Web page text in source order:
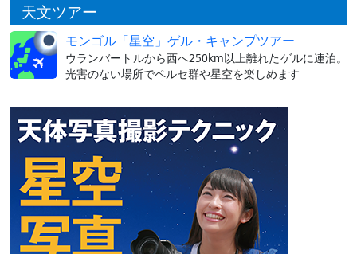
天文ツアー
モンゴル「星空」ゲル・キャンプツアー
ウランバートルから西へ250km以上離れたゲルに連泊。
光害のない場所でペルセ群や星空を楽しめます